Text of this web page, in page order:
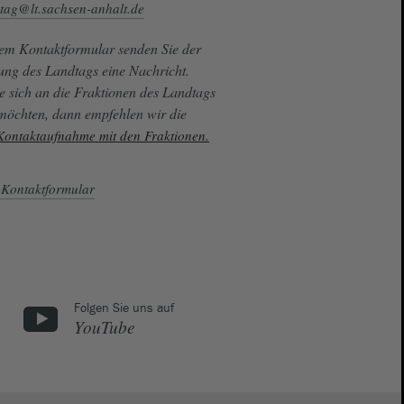
anhalt.de
Kontaktformular senden Sie der
des Landtags eine Nachricht.
sich an die Fraktionen des Landtags
dann empfehlen wir die
mit den Fraktionen.
Folgen Sie uns auf
YouTube